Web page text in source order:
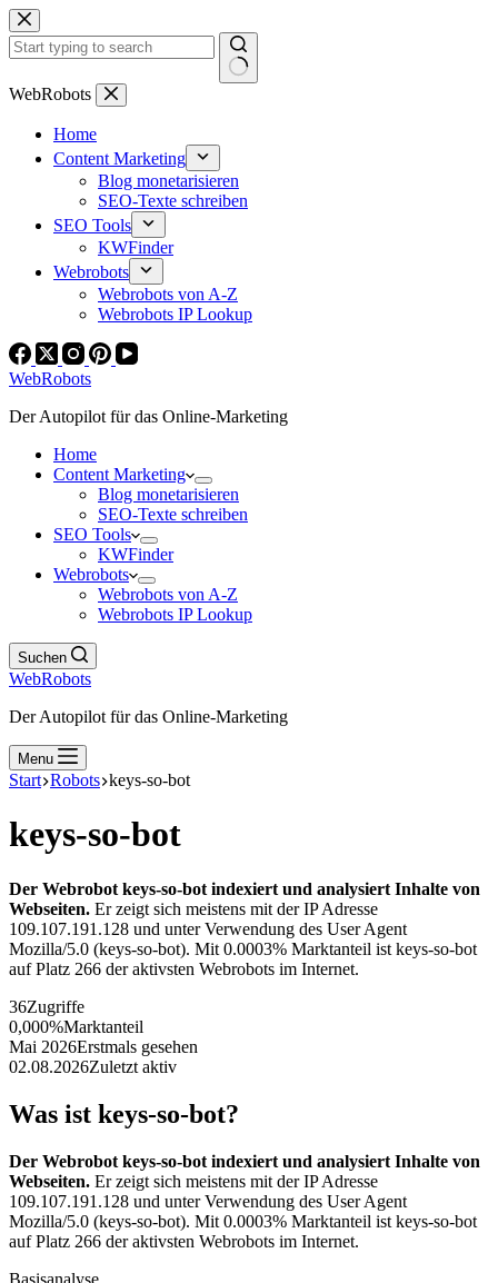
Zum
Inhalt
springen
Keine
WebRobots
Home
Content Marketing
Blog monetarisieren
SEO-Texte schreiben
SEO Tools
KWFinder
Webrobots
Webrobots von A-Z
Webrobots IP Lookup
WebRobots
Der Autopilot für das Online-Marketing
Home
Content Marketing
Blog monetarisieren
SEO-Texte schreiben
SEO Tools
KWFinder
Webrobots
Webrobots von A-Z
Webrobots IP Lookup
Suchen
WebRobots
Der Autopilot für das Online-Marketing
Menu
Start Robots keys-so-bot
keys-so-bot
Der Webrobot keys-so-bot indexiert und analysiert Inhalte von
Webseiten. Er zeigt sich meistens mit der IP Adresse
109.107.191.128 und unter Verwendung des User Agent
Mozilla/5.0 (keys-so-bot). Mit 0.0003% Marktanteil ist keys-so-bot
auf Platz 266 der aktivsten Webrobots im Internet.
36Zugriffe
0,000%Marktanteil
Mai 2026Erstmals gesehen
02.08.2026Zuletzt aktiv
Was ist keys-so-bot?
Der Webrobot keys-so-bot indexiert und analysiert Inhalte von
Webseiten. Er zeigt sich meistens mit der IP Adresse
109.107.191.128 und unter Verwendung des User Agent
Mozilla/5.0 (keys-so-bot). Mit 0.0003% Marktanteil ist keys-so-bot
auf Platz 266 der aktivsten Webrobots im Internet.
Basisanalyse